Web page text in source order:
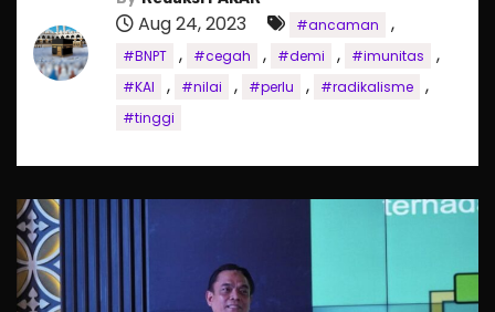
Aug 24, 2023 #ancaman ,
#BNPT , #cegah , #demi , #imunitas ,
#KAI , #nilai , #perlu , #radikalisme ,
#tinggi